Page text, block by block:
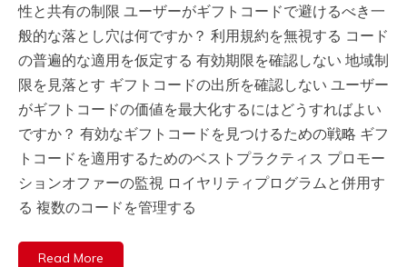
性と共有の制限 ユーザーがギフトコードで避けるべき一
般的な落とし穴は何ですか？ 利用規約を無視する コード
の普遍的な適用を仮定する 有効期限を確認しない 地域制
限を見落とす ギフトコードの出所を確認しない ユーザー
がギフトコードの価値を最大化するにはどうすればよい
ですか？ 有効なギフトコードを見つけるための戦略 ギフ
トコードを適用するためのベストプラクティス プロモー
ションオファーの監視 ロイヤリティプログラムと併用す
る 複数のコードを管理する
Read More